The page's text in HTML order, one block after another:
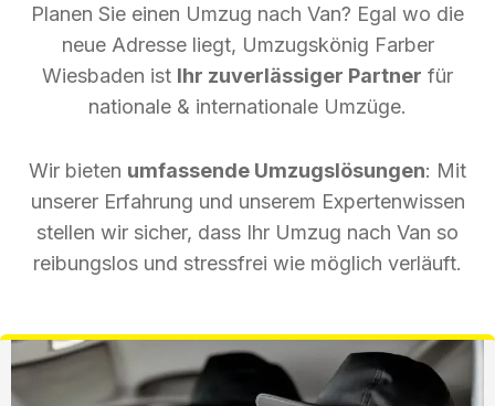
Planen Sie einen Umzug nach Van? Egal wo die
neue Adresse liegt, Umzugskönig Farber
Wiesbaden ist Ihr zuverlässiger Partner für
nationale & internationale Umzüge.
Wir bieten umfassende Umzugslösungen: Mit
unserer Erfahrung und unserem Expertenwissen
stellen wir sicher, dass Ihr Umzug nach Van so
reibungslos und stressfrei wie möglich verläuft.